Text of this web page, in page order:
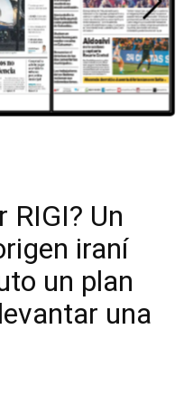
RIGI? Un
iraní
un plan
una